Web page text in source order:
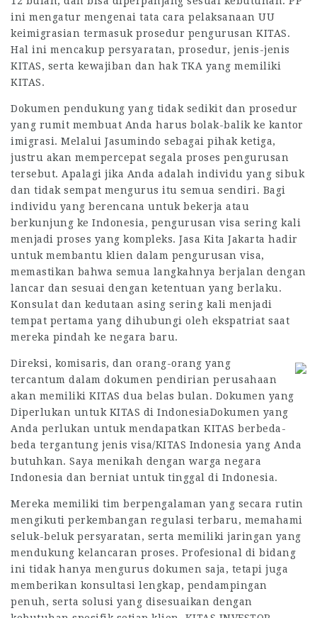
ini mengatur mengenai tata cara pelaksanaan UU
keimigrasian termasuk prosedur pengurusan KITAS.
Hal ini mencakup persyaratan, prosedur, jenis-jenis
KITAS, serta kewajiban dan hak TKA yang memiliki
KITAS.
Dokumen pendukung yang tidak sedikit dan prosedur
yang rumit membuat Anda harus bolak-balik ke kantor
imigrasi. Melalui Jasumindo sebagai pihak ketiga,
justru akan mempercepat segala proses pengurusan
tersebut. Apalagi jika Anda adalah individu yang sibuk
dan tidak sempat mengurus itu semua sendiri. Bagi
individu yang berencana untuk bekerja atau
berkunjung ke Indonesia, pengurusan visa sering kali
menjadi proses yang kompleks. Jasa Kita Jakarta hadir
untuk membantu klien dalam pengurusan visa,
memastikan bahwa semua langkahnya berjalan dengan
lancar dan sesuai dengan ketentuan yang berlaku.
Konsulat dan kedutaan asing sering kali menjadi
tempat pertama yang dihubungi oleh ekspatriat saat
mereka pindah ke negara baru.
Direksi, komisaris, dan orang-orang yang
tercantum dalam dokumen pendirian perusahaan
akan memiliki KITAS dua belas bulan. Dokumen yang
Diperlukan untuk KITAS di IndonesiaDokumen yang
Anda perlukan untuk mendapatkan KITAS berbeda-
beda tergantung jenis visa/KITAS Indonesia yang Anda
butuhkan. Saya menikah dengan warga negara
Indonesia dan berniat untuk tinggal di Indonesia.
Mereka memiliki tim berpengalaman yang secara rutin
mengikuti perkembangan regulasi terbaru, memahami
seluk-beluk persyaratan, serta memiliki jaringan yang
mendukung kelancaran proses. Profesional di bidang
ini tidak hanya mengurus dokumen saja, tetapi juga
memberikan konsultasi lengkap, pendampingan
penuh, serta solusi yang disesuaikan dengan